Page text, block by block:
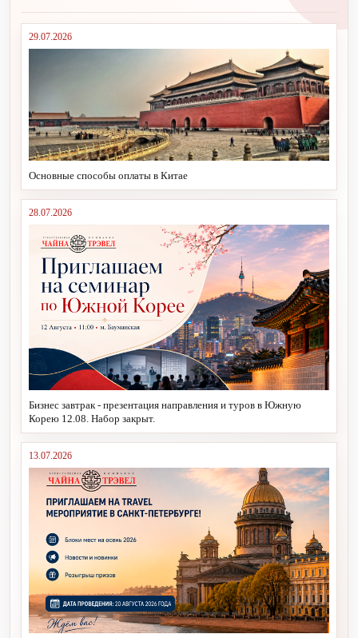
29.07.2026
Основные способы оплаты в Китае
28.07.2026
Бизнес завтрак - презентация направления и туров в Южную
Корею 12.08. Набор закрыт.
13.07.2026